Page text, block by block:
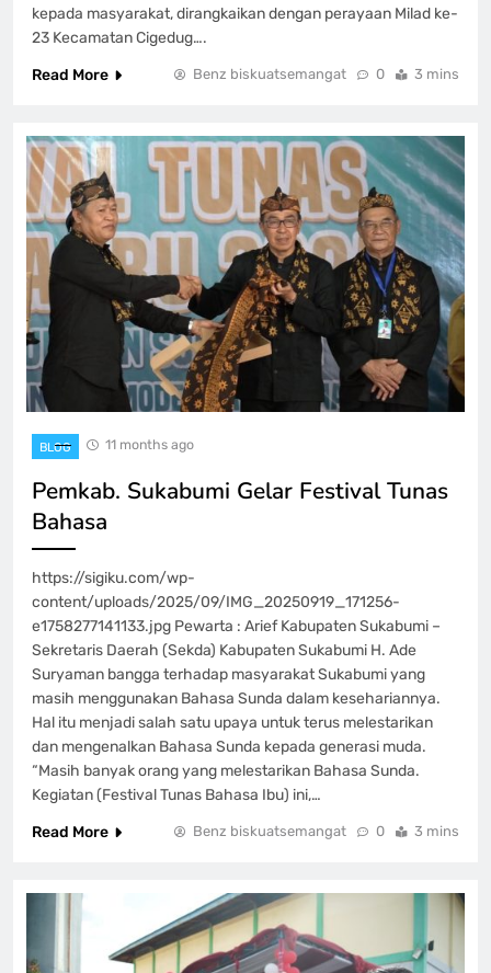
kepada masyarakat, dirangkaikan dengan perayaan Milad ke-
23 Kecamatan Cigedug….
Read More
Benz biskuatsemangat 0 3 mins
BLOG 11 months ago
Pemkab. Sukabumi Gelar Festival Tunas
Bahasa
https://sigiku.com/wp-
content/uploads/2025/09/IMG_20250919_171256-
e1758277141133.jpg Pewarta : Arief Kabupaten Sukabumi –
Sekretaris Daerah (Sekda) Kabupaten Sukabumi H. Ade
Suryaman bangga terhadap masyarakat Sukabumi yang
masih menggunakan Bahasa Sunda dalam kesehariannya.
Hal itu menjadi salah satu upaya untuk terus melestarikan
dan mengenalkan Bahasa Sunda kepada generasi muda.
“Masih banyak orang yang melestarikan Bahasa Sunda.
Kegiatan (Festival Tunas Bahasa Ibu) ini,…
Read More
Benz biskuatsemangat 0 3 mins